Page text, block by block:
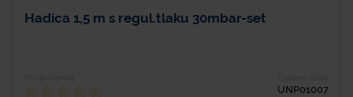
Hadica 1,5 m s regul.tlaku 30mbar-set
UNP01007